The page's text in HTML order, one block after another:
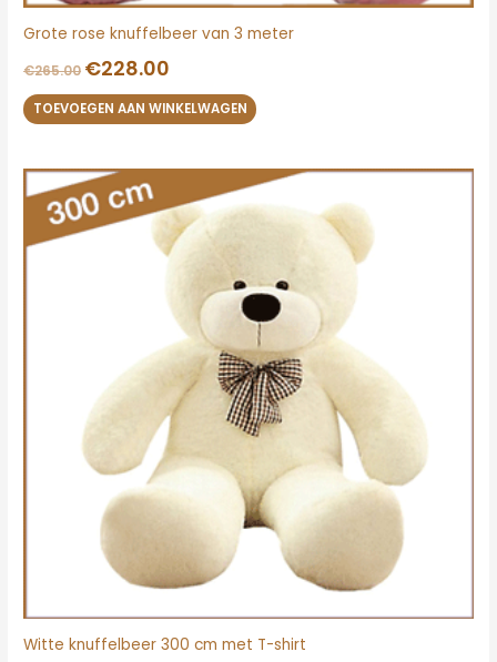
Grote rose knuffelbeer van 3 meter
€265.00 €228.00
TOEVOEGEN AAN WINKELWAGEN
Witte knuffelbeer 300 cm met T-shirt
Oorspronkelijke
prijs
was:
€280.00.
is:
€235.00.